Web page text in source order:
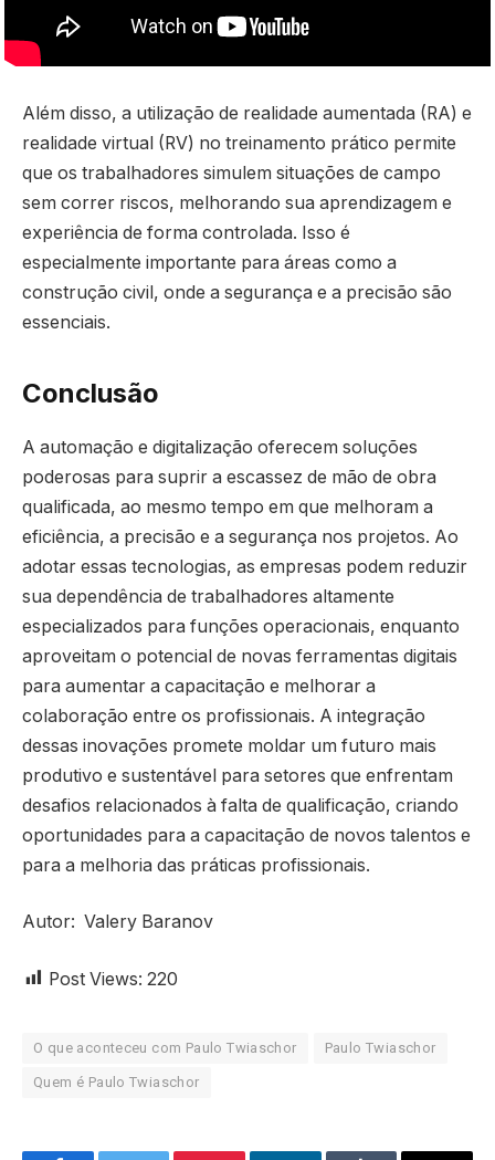
Além disso, a utilização de realidade aumentada (RA) e
realidade virtual (RV) no treinamento prático permite
que os trabalhadores simulem situações de campo
sem correr riscos, melhorando sua aprendizagem e
experiência de forma controlada. Isso é
especialmente importante para áreas como a
construção civil, onde a segurança e a precisão são
essenciais.
Conclusão
A automação e digitalização oferecem soluções
poderosas para suprir a escassez de mão de obra
qualificada, ao mesmo tempo em que melhoram a
eficiência, a precisão e a segurança nos projetos. Ao
adotar essas tecnologias, as empresas podem reduzir
sua dependência de trabalhadores altamente
especializados para funções operacionais, enquanto
aproveitam o potencial de novas ferramentas digitais
para aumentar a capacitação e melhorar a
colaboração entre os profissionais. A integração
dessas inovações promete moldar um futuro mais
produtivo e sustentável para setores que enfrentam
desafios relacionados à falta de qualificação, criando
oportunidades para a capacitação de novos talentos e
para a melhoria das práticas profissionais.
Autor: Valery Baranov
Post Views: 220
O que aconteceu com Paulo Twiaschor Paulo Twiaschor
Quem é Paulo Twiaschor